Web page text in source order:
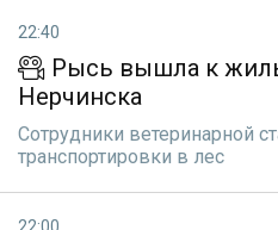
22:40
Рысь вышла к
Нерчинска
Сотрудники ветеринарной
транспортировки в лес